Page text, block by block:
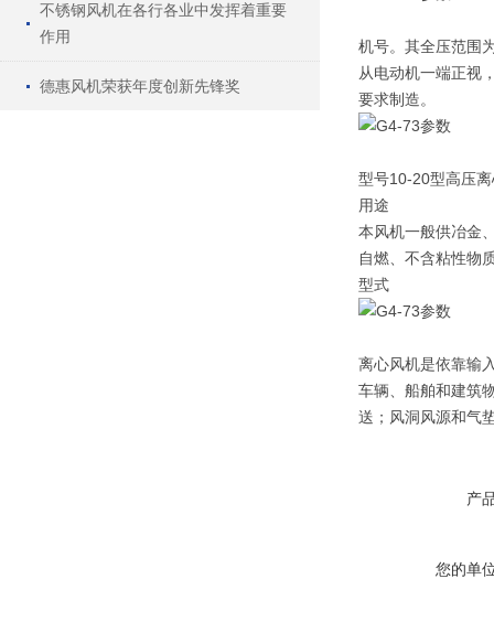
不锈钢风机在各行各业中发挥着重要
作用
德惠风机荣获年度创新先锋奖
机号。其全压范围
从电动机一端正视
要求制造。
型号10-20型高压
用途
本风机一般供冶金
自燃、不含粘性物
型式
离心风机是依靠输
车辆、船舶和建筑
送；风洞风源和气
产
您的单